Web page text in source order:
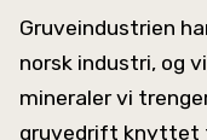
Gruveindustrien
norsk industri, og
mineraler vi
gruvedrift knyttet